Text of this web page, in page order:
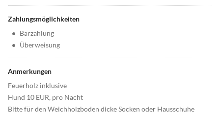
Zahlungsmöglichkeiten
• Barzahlung
• Überweisung
Anmerkungen
Feuerholz inklusive
Hund 10 EUR, pro Nacht
Bitte für den Weichholzboden dicke Socken oder Hausschuhe